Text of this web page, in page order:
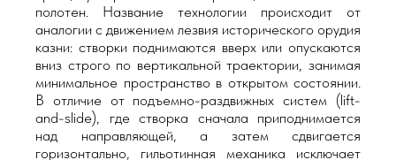
полотен. Название технологии происходит от
аналогии с движением лезвия исторического орудия
казни: створки поднимаются вверх или опускаются
вниз строго по вертикальной траектории, занимая
минимальное пространство в открытом состоянии.
В отличие от подъемно-раздвижных систем (lift-
and-slide), где створка сначала приподнимается
над направляющей, а затем сдвигается
горизонтально, гильотинная механика исключает